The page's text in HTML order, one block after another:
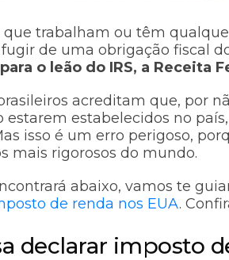
que trabalham ou têm
de uma obrigação fiscal
o leão do IRS, a Receita
acreditam que, por
estabelecidos no
isso é um erro perigoso,
mais rigorosos do mundo.
abaixo, vamos te
de renda nos EUA.
declarar imposto